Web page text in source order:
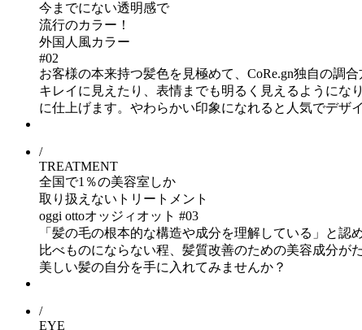
今までにない透明感で
流行のカラー！
外国人風カラー
#02
お客様の本来持つ髪色を見極めて、CoRe.gn独自の調
キレイに見えたり、表情までも明るく見えるようにな
に仕上げます。やわらかい印象になれると人気でデザ
/
TREATMENT
全国で1％の美容室しか
取り扱えないトリートメント
oggi ottoオッジィオット #03
「髪の毛の根本的な構造や成分を理解している」と
比べものにならない程、髪質改善のための美容成分が
美しい髪の自分を手に入れてみませんか？
/
EYE